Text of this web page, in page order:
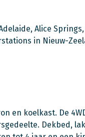
Alice
in Nieuw-
en koelkast. De
Dekbed,